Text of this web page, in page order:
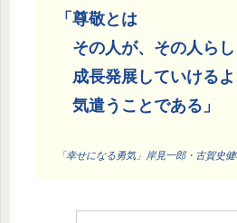
「尊敬とは
その人が、その人らし
成長発展していけるよ
気遣うことである」
「幸せになる勇気」岸見一郎・古賀史